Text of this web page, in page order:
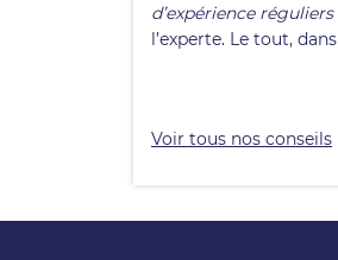
d’expérience
l’experte. Le tout,
Voir tous nos conseils